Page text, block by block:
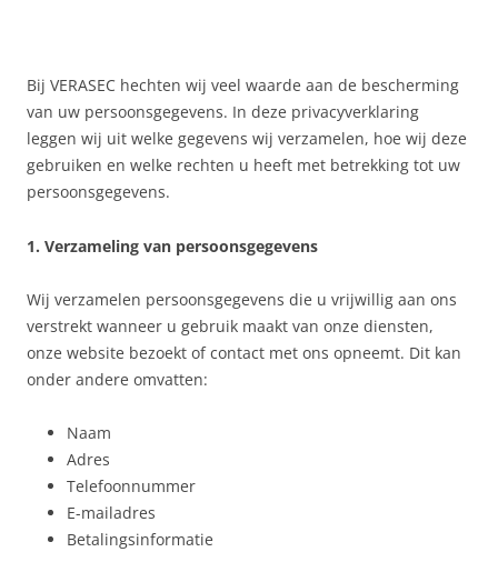
Bij VERASEC hechten wij veel waarde aan de bescherming
van uw persoonsgegevens. In deze privacyverklaring
leggen wij uit welke gegevens wij verzamelen, hoe wij deze
gebruiken en welke rechten u heeft met betrekking tot uw
persoonsgegevens.
1. Verzameling van persoonsgegevens
Wij verzamelen persoonsgegevens die u vrijwillig aan ons
verstrekt wanneer u gebruik maakt van onze diensten,
onze website bezoekt of contact met ons opneemt. Dit kan
onder andere omvatten:
Naam
Adres
Telefoonnummer
E-mailadres
Betalingsinformatie